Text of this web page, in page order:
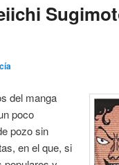
del manga
poco
pozo sin
en el que, si